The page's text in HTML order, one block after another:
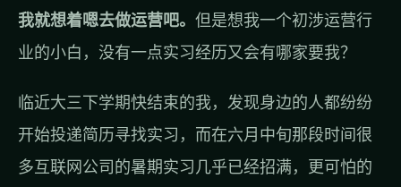
我就想着嗯去做运营吧。 但是想我一个初涉运营行
业的小白，没有一点实习经历又会有哪家要我？
临近大三下学期快结束的我，发现身边的人都纷纷
开始投递简历寻找实习，而在六月中旬那段时间很
多互联网公司的暑期实习几乎已经招满，更可怕的